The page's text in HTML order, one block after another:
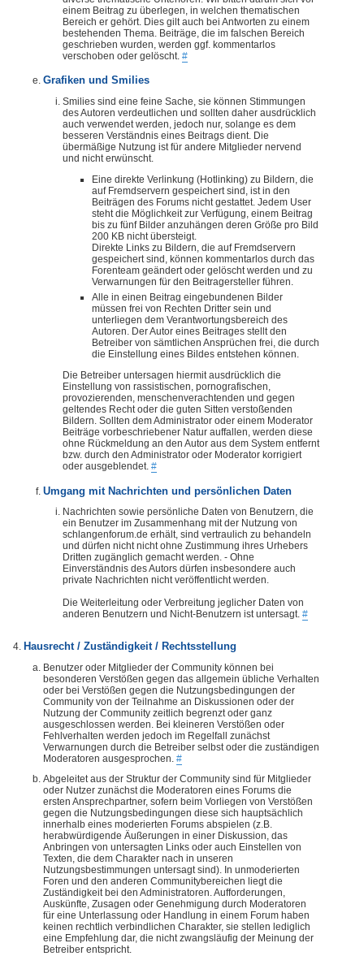
einem Beitrag zu überlegen, in welchen thematischen
Bereich er gehört. Dies gilt auch bei Antworten zu einem
bestehenden Thema. Beiträge, die im falschen Bereich
geschrieben wurden, werden ggf. kommentarlos
verschoben oder gelöscht. #
Grafiken und Smilies
Smilies sind eine feine Sache, sie können Stimmungen
des Autoren verdeutlichen und sollten daher ausdrücklich
auch verwendet werden, jedoch nur, solange es dem
besseren Verständnis eines Beitrags dient. Die
übermäßige Nutzung ist für andere Mitglieder nervend
und nicht erwünscht.
Eine direkte Verlinkung (Hotlinking) zu Bildern, die
auf Fremdservern gespeichert sind, ist in den
Beiträgen des Forums nicht gestattet. Jedem User
steht die Möglichkeit zur Verfügung, einem Beitrag
bis zu fünf Bilder anzuhängen deren Größe pro Bild
200 KB nicht übersteigt.
Direkte Links zu Bildern, die auf Fremdservern
gespeichert sind, können kommentarlos durch das
Forenteam geändert oder gelöscht werden und zu
Verwarnungen für den Beitragersteller führen.
Alle in einen Beitrag eingebundenen Bilder
müssen frei von Rechten Dritter sein und
unterliegen dem Verantwortungsbereich des
Autoren. Der Autor eines Beitrages stellt den
Betreiber von sämtlichen Ansprüchen frei, die durch
die Einstellung eines Bildes entstehen können.
Die Betreiber untersagen hiermit ausdrücklich die
Einstellung von rassistischen, pornografischen,
provozierenden, menschenverachtenden und gegen
geltendes Recht oder die guten Sitten verstoßenden
Bildern. Sollten dem Administrator oder einem Moderator
Beiträge vorbeschriebener Natur auffallen, werden diese
ohne Rückmeldung an den Autor aus dem System entfernt
bzw. durch den Administrator oder Moderator korrigiert
oder ausgeblendet. #
Umgang mit Nachrichten und persönlichen Daten
Nachrichten sowie persönliche Daten von Benutzern, die
ein Benutzer im Zusammenhang mit der Nutzung von
schlangenforum.de erhält, sind vertraulich zu behandeln
und dürfen nicht nicht ohne Zustimmung ihres Urhebers
Dritten zugänglich gemacht werden. - Ohne
Einverständnis des Autors dürfen insbesondere auch
private Nachrichten nicht veröffentlicht werden.
Die Weiterleitung oder Verbreitung jeglicher Daten von
anderen Benutzern und Nicht-Benutzern ist untersagt. #
Hausrecht / Zuständigkeit / Rechtsstellung
Benutzer oder Mitglieder der Community können bei
besonderen Verstößen gegen das allgemein übliche Verhalten
oder bei Verstößen gegen die Nutzungsbedingungen der
Community von der Teilnahme an Diskussionen oder der
Nutzung der Community zeitlich begrenzt oder ganz
ausgeschlossen werden. Bei kleineren Verstößen oder
Fehlverhalten werden jedoch im Regelfall zunächst
Verwarnungen durch die Betreiber selbst oder die zuständigen
Moderatoren ausgesprochen. #
Abgeleitet aus der Struktur der Community sind für Mitglieder
oder Nutzer zunächst die Moderatoren eines Forums die
ersten Ansprechpartner, sofern beim Vorliegen von Verstößen
gegen die Nutzungsbedingungen diese sich hauptsächlich
innerhalb eines moderierten Forums abspielen (z.B.
herabwürdigende Äußerungen in einer Diskussion, das
Anbringen von untersagten Links oder auch Einstellen von
Texten, die dem Charakter nach in unseren
Nutzungsbestimmungen untersagt sind). In unmoderierten
Foren und den anderen Communitybereichen liegt die
Zuständigkeit bei den Administratoren. Aufforderungen,
Auskünfte, Zusagen oder Genehmigung durch Moderatoren
für eine Unterlassung oder Handlung in einem Forum haben
keinen rechtlich verbindlichen Charakter, sie stellen lediglich
eine Empfehlung dar, die nicht zwangsläufig der Meinung der
Betreiber entspricht.